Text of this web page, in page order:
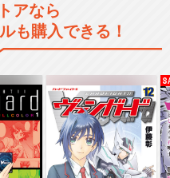
ドシリーズPar…
ニメ『魔法使いの約束』
アなら
も購入できる！